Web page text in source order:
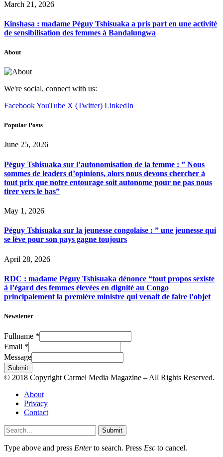
March 21, 2026
Kinshasa : madame Péguy Tshisuaka a pris part en une activité
de sensibilisation des femmes à Bandalungwa
About
We're social, connect with us:
FacebookYouTube X (Twitter) LinkedIn
Popular Posts
June 25, 2026
Péguy Tshisuaka sur l’autonomisation de la femme : ” Nous
sommes de leaders d’opinions, alors nous devons chercher à
tout prix que notre entourage soit autonome pour ne pas nous
tirer vers le bas”
May 1, 2026
Péguy Tshisuaka sur la jeunesse congolaise : ” une jeunesse qui
se lève pour son pays gagne toujours
April 28, 2026
RDC : madame Péguy Tshisuaka dénonce “tout propos sexiste
à l’égard des femmes élevées en dignité au Congo
principalement la première ministre qui venait de faire l’objet
Newsletter
Fullname *
Email *
Message
Submit
© 2018 Copyright Carmel Media Magazine – All Rights Reserved.
About
Privacy
Contact
Submit
Type above and press Enterto search. Press Esc to cancel.